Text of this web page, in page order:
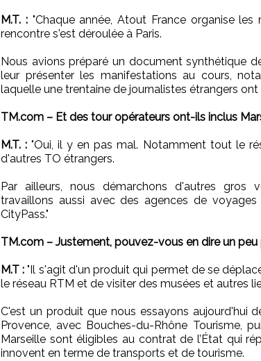
M.T. :"Chaque année, Atout France organise les
rencontre s'est déroulée à Paris.
Nous avions préparé un document synthétique
leur présenter les manifestations au cours,
laquelle une trentaine de journalistes étrangers ont
TM.com – Et des tour opérateurs ont-ils inclus
M.T. : "Oui, il y en pas mal. Notamment tout le
d'autres TO étrangers.
Par ailleurs, nous démarchons d'autres gros
travaillons aussi avec des agences de
CityPass."
TM.com – Justement, pouvez-vous en dire un peu
M.T : "Il s'agit d'un produit qui permet de se
le réseau RTM et de visiter des musées et autres
C'est un produit que nous essayons aujourd'hui
Provence, avec Bouches-du-Rhône Tourisme,
Marseille sont éligibles au contrat de l’État qui
innovent en terme de transports et de tourisme.